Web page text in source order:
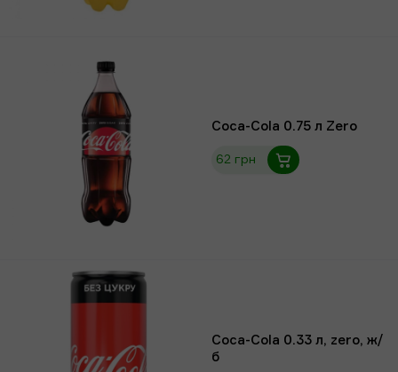
Coca-Cola 0.75 л Zero
62 грн
Coca-Cola 0.33 л, zero, ж/
б